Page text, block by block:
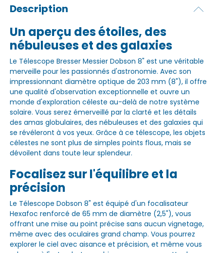
Description
Un aperçu des étoiles, des
nébuleuses et des galaxies
Le Télescope Bresser Messier Dobson 8" est une véritable
merveille pour les passionnés d'astronomie. Avec son
impressionnant diamètre optique de 203 mm (8"), il offre
une qualité d'observation exceptionnelle et ouvre un
monde d'exploration céleste au-delà de notre système
solaire. Vous serez émerveillé par la clarté et les détails
des amas globulaires, des nébuleuses et des galaxies qui
se révéleront à vos yeux. Grâce à ce télescope, les objets
célestes ne sont plus de simples points flous, mais se
dévoilent dans toute leur splendeur.
Focalisez sur l'équilibre et la
précision
Le Télescope Dobson 8" est équipé d'un focalisateur
Hexafoc renforcé de 65 mm de diamètre (2,5"), vous
offrant une mise au point précise sans aucun vignetage,
même avec des oculaires grand champ. Vous pourrez
explorer le ciel avec aisance et précision, et même vous